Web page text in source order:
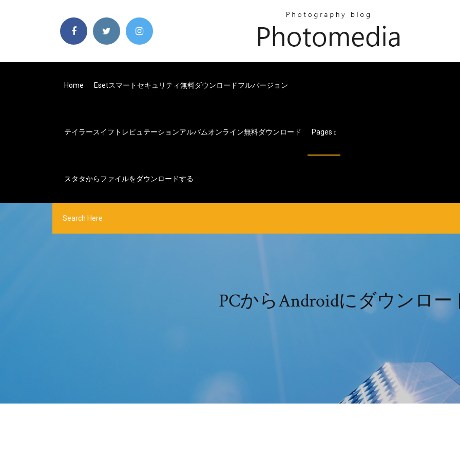
Home Esetスマートセキュリティ無料ダウンロードフルバージョン
テイラースイフトレピュテーションアルバムオンライン無料ダウンロード Pages
スタタからファイルをダウンロードする
PCからAndroidにダウンロー